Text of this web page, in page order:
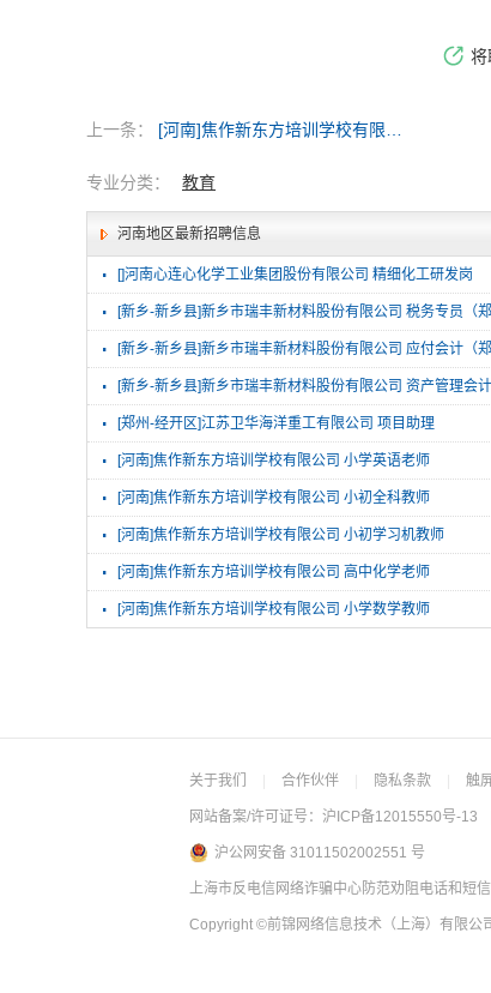
将
上一条： [河南]焦作新东方培训学校有限公司
专业分类： 教育
河南地区最新招聘信息
· []河南心连心化学工业集团股份有限公司 精细化工研发岗
· [新乡-新乡县]新乡市瑞丰新材料股份有限公司 税务专员（郑
· [新乡-新乡县]新乡市瑞丰新材料股份有限公司 应付会计（郑
· [新乡-新乡县]新乡市瑞丰新材料股份有限公司 资产管理会计
· [郑州-经开区]江苏卫华海洋重工有限公司 项目助理
· [河南]焦作新东方培训学校有限公司 小学英语老师
· [河南]焦作新东方培训学校有限公司 小初全科教师
· [河南]焦作新东方培训学校有限公司 小初学习机教师
· [河南]焦作新东方培训学校有限公司 高中化学老师
· [河南]焦作新东方培训学校有限公司 小学数学教师
关于我们 合作伙伴 隐私条款 触
网站备案/许可证号： 沪ICP备12015550号-13
沪公网安备 31011502002551 号
上海市反电信网络诈骗中心防范劝阻电话和短
Copyright ©前锦网络信息技术（上海）有限公